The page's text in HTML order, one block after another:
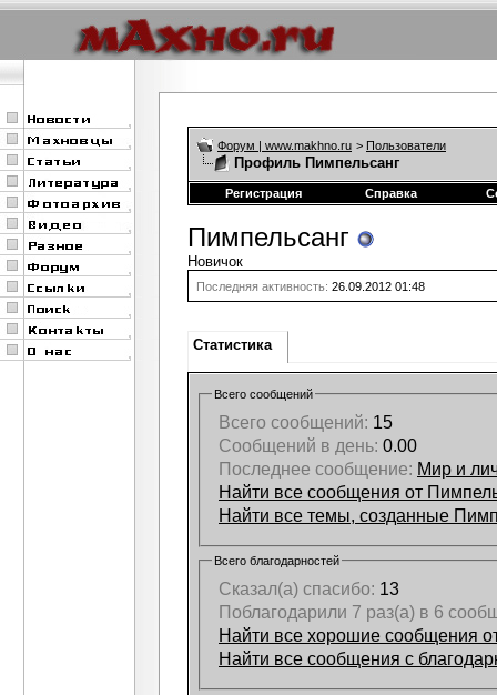
Форум | www.makhno.ru > Пользователи
Профиль Пимпельсанг
Регистрация Справка
Пимпельсанг
Новичок
Последняя активность: 26.09.2012 01:48
Статистика
Всего сообщений
Всего сообщений: 15
Сообщений в день: 0.00
Последнее сообщение: Мир и
Найти все сообщения от
Найти все темы, созданные
Всего благодарностей
Сказал(а) спасибо: 13
Поблагодарили 7 раз(а) в 6
Найти все хорошие сообщения
Найти все сообщения с